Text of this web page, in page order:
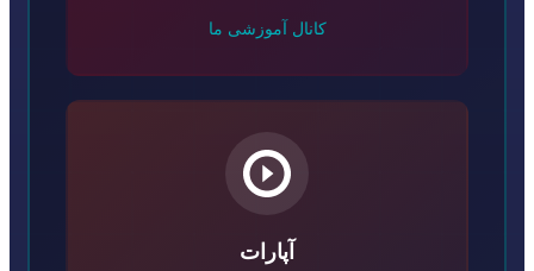
کانال آموزشی ما
آپارات